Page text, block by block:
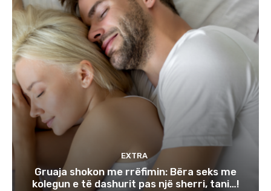
EXTRA
Gruaja shokon me rrëfimin: Bëra seks me
kolegun e të dashurit pas një sherri, tani…!